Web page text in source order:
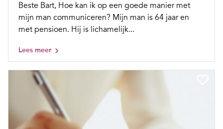
Beste Bart, Hoe kan ik op een goede manier met
mijn man communiceren? Mijn man is 64 jaar en
met pensioen. Hij is lichamelijk...
Lees meer